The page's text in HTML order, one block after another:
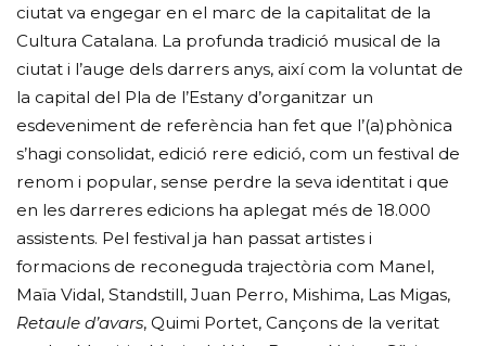
ciutat va engegar en el marc de la capitalitat de la
Cultura Catalana. La profunda tradició musical de la
ciutat i l’auge dels darrers anys, així com la voluntat de
la capital del Pla de l’Estany d’organitzar un
esdeveniment de referència han fet que l’(a)phònica
s’hagi consolidat, edició rere edició, com un festival de
renom i popular, sense perdre la seva identitat i que
en les darreres edicions ha aplegat més de 18.000
assistents. Pel festival ja han passat artistes i
formacions de reconeguda trajectòria com Manel,
Maïa Vidal, Standstill, Juan Perro, Mishima, Las Migas,
Retaule d’avars, Quimi Portet, Cançons de la veritat